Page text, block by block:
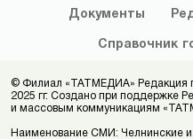
Документы
Справочник
© Филиал «ТАТМЕДИА» Редакция
2025 гг. Создано при поддержке
и массовым коммуникациям
Наименование СМИ: Челнинские